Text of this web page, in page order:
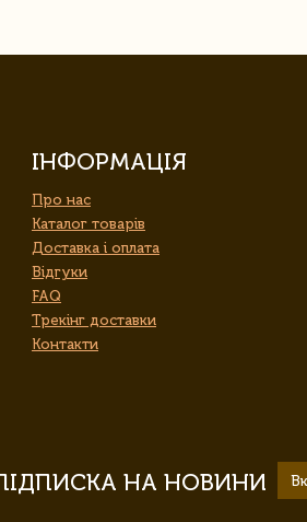
ІНФОРМАЦІЯ
Про нас
Каталог товарів
Доставка і оплата
Відгуки
FAQ
Трекінг доставки
Контакти
НА НОВИНИ